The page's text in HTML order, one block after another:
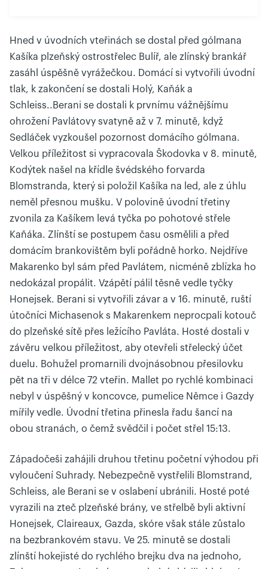
Hned v úvodních vteřinách se dostal před gólmana
Kašíka plzeňský ostrostřelec Bulíř, ale zlínský brankář
zasáhl úspěšně vyrážečkou. Domácí si vytvořili úvodní
tlak, k zakončení se dostali Holý, Kaňák a
Schleiss..Berani se dostali k prvnímu vážnějšímu
ohrožení Pavlátovy svatyně až v 7. minutě, když
Sedláček vyzkoušel pozornost domácího gólmana.
Velkou příležitost si vypracovala Škodovka v 8. minutě,
Kodýtek našel na křídle švédského forvarda
Blomstranda, který si položil Kašíka na led, ale z úhlu
neměl přesnou mušku. V polovině úvodní třetiny
zvonila za Kašíkem levá tyčka po pohotové střele
Kaňáka. Zlínští se postupem času osmělili a před
domácím brankovištěm byli pořádně horko. Nejdříve
Makarenko byl sám před Pavlátem, nicméně zblízka ho
nedokázal propálit. Vzápětí pálil těsně vedle tyčky
Honejsek. Berani si vytvořili závar a v 16. minutě, ruští
útočníci Michasenok s Makarenkem neprocpali kotouč
do plzeňské sítě přes ležícího Pavláta. Hosté dostali v
závěru velkou příležitost, aby otevřeli střelecký účet
duelu. Bohužel promarnili dvojnásobnou přesilovku
pět na tři v délce 72 vteřin. Mallet po rychlé kombinaci
nebyl v úspěšný v koncovce, pumelice Němce i Gazdy
mířily vedle. Úvodní třetina přinesla řadu šancí na
obou stranách, o čemž svědčil i počet střel 15:13.
Západočeši zahájili druhou třetinu početní výhodou při
vyloučení Suhrady. Nebezpečně vystřelili Blomstrand,
Schleiss, ale Berani se v oslabení ubránili. Hosté poté
vyrazili na zteč plzeňské brány, ve střelbě byli aktivní
Honejsek, Claireaux, Gazda, skóre však stále zůstalo
na bezbrankovém stavu. Ve 25. minutě se dostali
zlínští hokejisté do rychlého brejku dva na jednoho,